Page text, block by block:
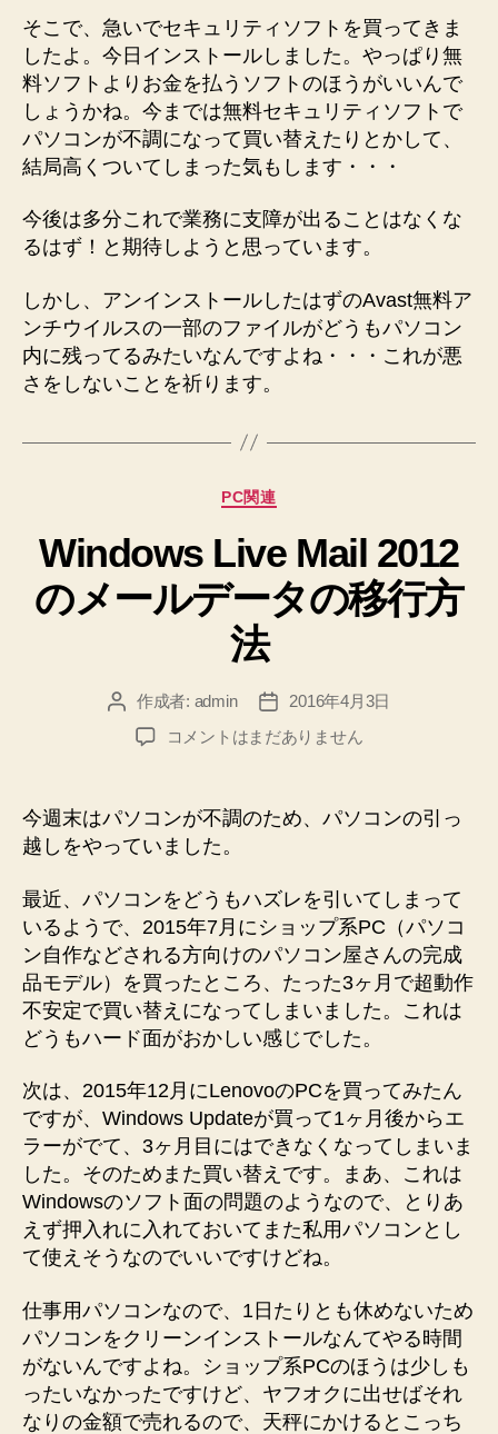
の
そこで、急いでセキュリティソフトを買ってきま
したよ。今日インストールしました。やっぱり無
料ソフトよりお金を払うソフトのほうがいいんで
しょうかね。今までは無料セキュリティソフトで
パソコンが不調になって買い替えたりとかして、
結局高くついてしまった気もします・・・
今後は多分これで業務に支障が出ることはなくな
るはず！と期待しようと思っています。
しかし、アンインストールしたはずのAvast無料ア
ンチウイルスの一部のファイルがどうもパソコン
内に残ってるみたいなんですよね・・・これが悪
さをしないことを祈ります。
カ
ゴ
リ
ー
PC関連
Windows Live Mail 2012
のメールデータの移行方
法
投 作成者: admin
投
稿
日
2016年4月3日
Windows
2012
の
メ
ル
デ
ー
タ
の
移
行
方
法
へ
の
コメントはまだありません
今週末はパソコンが不調のため、パソコンの引っ
越しをやっていました。
最近、パソコンをどうもハズレを引いてしまって
いるようで、2015年7月にショップ系PC（パソコ
ン自作などされる方向けのパソコン屋さんの完成
品モデル）を買ったところ、たった3ヶ月で超動作
不安定で買い替えになってしまいました。これは
どうもハード面がおかしい感じでした。
次は、2015年12月にLenovoのPCを買ってみたん
ですが、Windows Updateが買って1ヶ月後からエ
ラーがでて、3ヶ月目にはできなくなってしまいま
した。そのためまた買い替えです。まあ、これは
Windowsのソフト面の問題のようなので、とりあ
えず押入れに入れておいてまた私用パソコンとし
て使えそうなのでいいですけどね。
仕事用パソコンなので、1日たりとも休めないため
パソコンをクリーンインストールなんてやる時間
がないんですよね。ショップ系PCのほうは少しも
ったいなかったですけど、ヤフオクに出せばそれ
なりの金額で売れるので、天秤にかけるとこっち